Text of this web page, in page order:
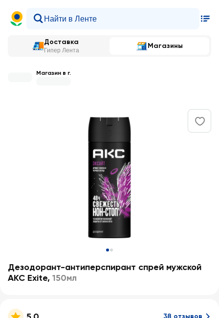
Доставка
Гипер Лента
Магазины
Магазин в г.
Дезодорант-антиперспирант спрей мужской
АКС Exite, 150мл
38 отзывов